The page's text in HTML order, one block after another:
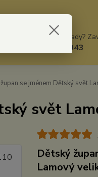
Nevíte si rady?
604278943
se jménem Dětský svět
svět
Dětský
Lamový